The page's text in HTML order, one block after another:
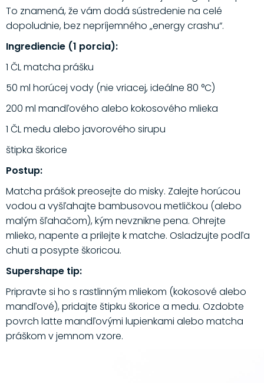
To znamená, že vám dodá sústredenie na celé
dopoludnie, bez nepríjemného „energy crashu“.
Ingrediencie (1 porcia):
1 ČL matcha prášku
50 ml horúcej vody (nie vriacej, ideálne 80 °C)
200 ml mandľového alebo kokosového mlieka
1 ČL medu alebo javorového sirupu
štipka škorice
Postup:
Matcha prášok preosejte do misky. Zalejte horúcou
vodou a vyšľahajte bambusovou metličkou (alebo
malým šľahačom), kým nevznikne pena. Ohrejte
mlieko, napente a prilejte k matche. Osladzujte podľa
chuti a posypte škoricou.
Supershape tip:
Pripravte si ho s rastlinným mliekom (kokosové alebo
mandľové), pridajte štipku škorice a medu. Ozdobte
povrch latte mandľovými lupienkami alebo matcha
práškom v jemnom vzore.